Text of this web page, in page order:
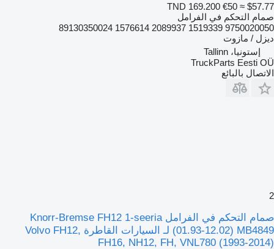
TND 169.200 €50 ≈ $57.77
صمام التحكم في الفرامل
9750020050 1519339 2089937 1576614 89130350024
ديزل / مازوت
إستونيا، Tallinn
TruckParts Eesti OÜ
الاتصال بالبائع
2
صمام التحكم في الفرامل Knorr-Bremse FH12 1-seeria
(01.93-12.02) MB4849 لـ السيارات القاطرة Volvo FH12,
FH16, NH12, FH, VNL780 (1993-2014)